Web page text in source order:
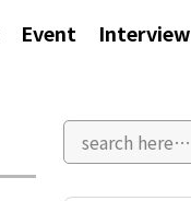
Event Interview